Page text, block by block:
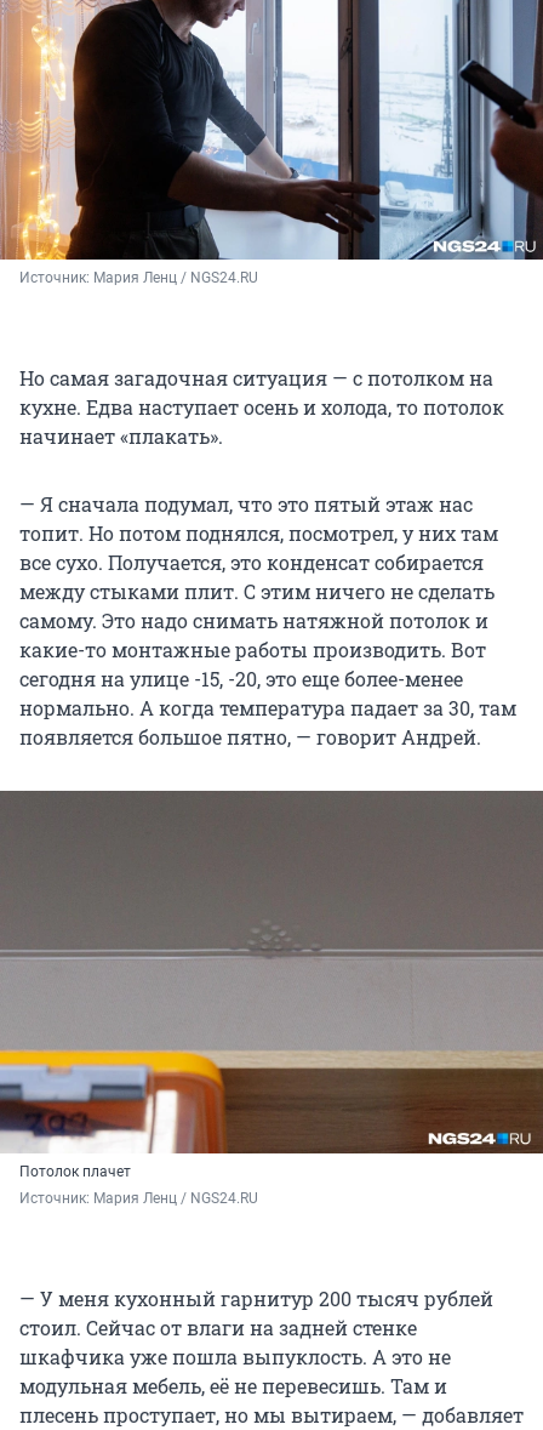
Источник: Мария Ленц / NGS24.RU
Но самая загадочная ситуация — с потолком на
кухне. Едва наступает осень и холода, то потолок
начинает «плакать».
— Я сначала подумал, что это пятый этаж нас
топит. Но потом поднялся, посмотрел, у них там
все сухо. Получается, это конденсат собирается
между стыками плит. С этим ничего не сделать
самому. Это надо снимать натяжной потолок и
какие-то монтажные работы производить. Вот
сегодня на улице -15, -20, это еще более-менее
нормально. А когда температура падает за 30, там
появляется большое пятно, — говорит Андрей.
Потолок плачет
Источник: Мария Ленц / NGS24.RU
— У меня кухонный гарнитур 200 тысяч рублей
стоил. Сейчас от влаги на задней стенке
шкафчика уже пошла выпуклость. А это не
модульная мебель, её не перевесишь. Там и
плесень проступает, но мы вытираем, — добавляет